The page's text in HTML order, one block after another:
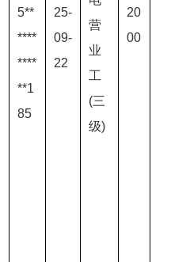
5**
****
****
**1
85
25-
09-
22
营
业
工
(三
级)
20
00